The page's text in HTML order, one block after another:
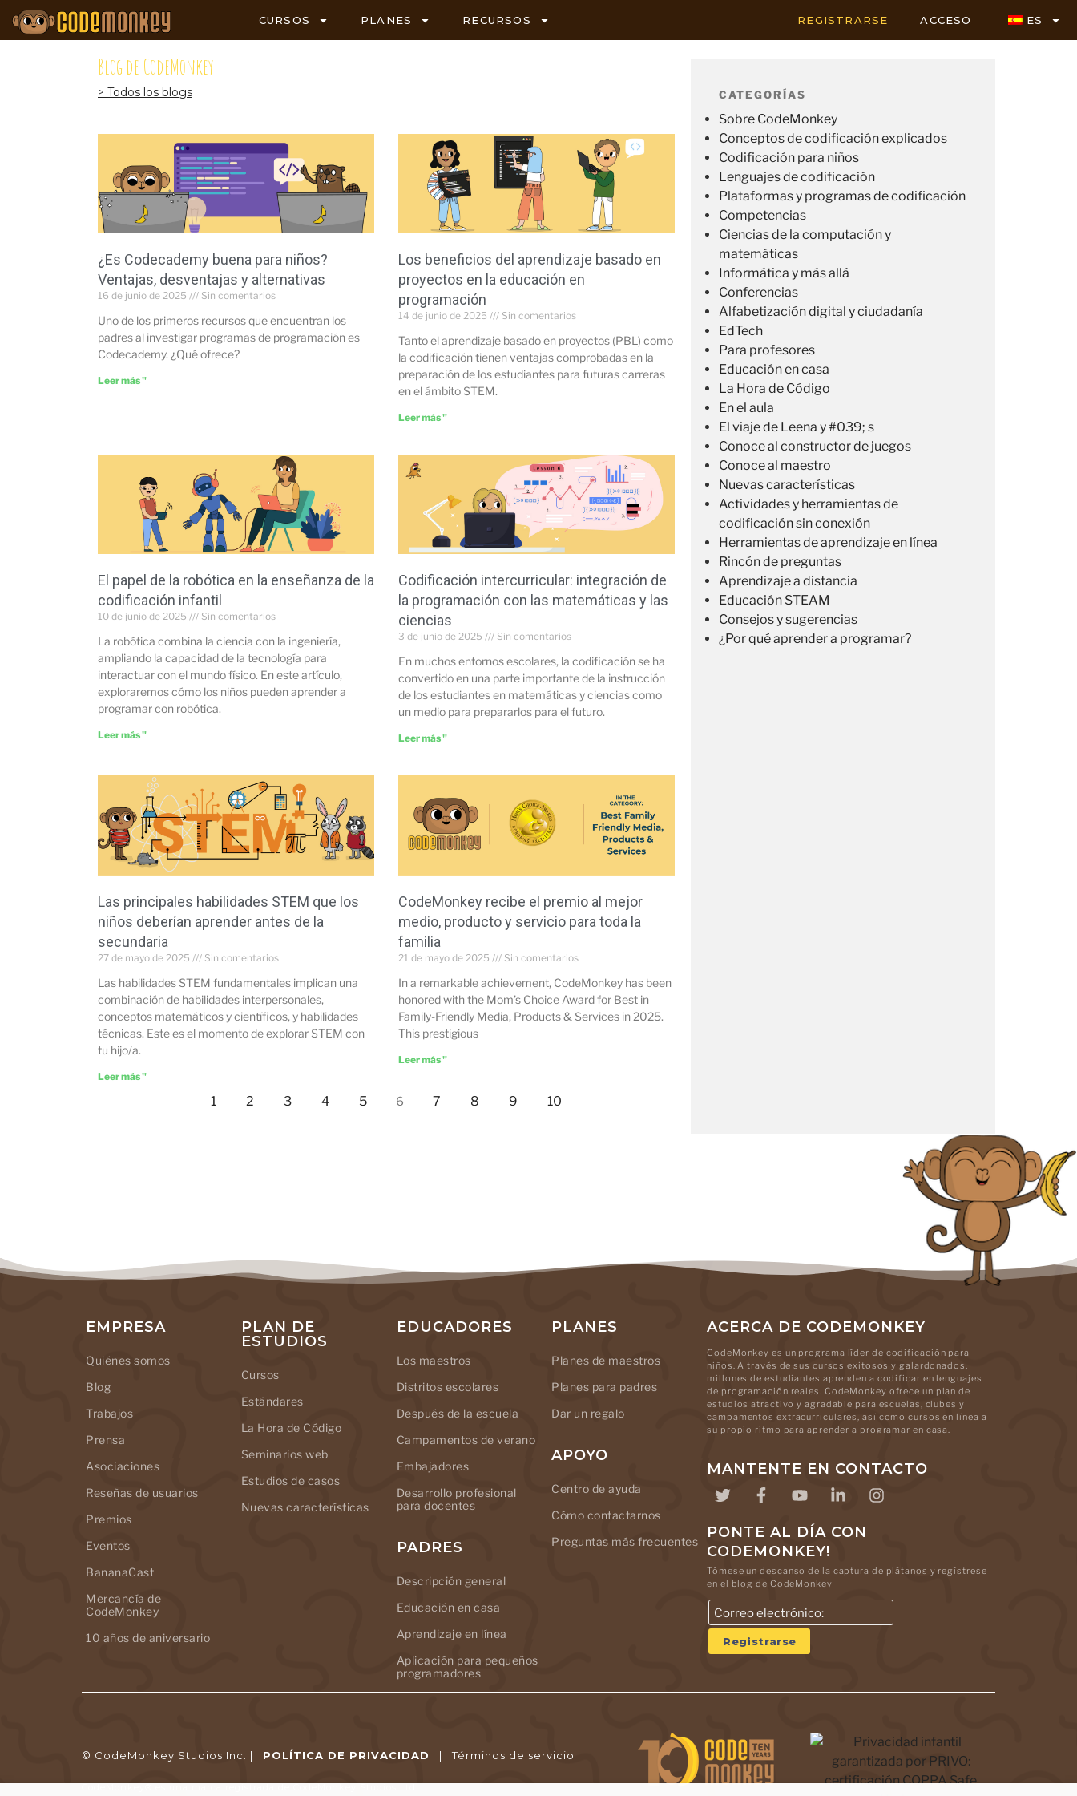
CURSOS PLANES RECURSOS REGISTRARSE ACCESO ES
Blog de CodeMonkey
> Todos los blogs
¿Es Codecademy buena para niños?
Ventajas, desventajas y alternativas
16 de junio de 2025 Sin comentarios
Uno de los primeros recursos que encuentran los
padres al investigar programas de programación es
Codecademy. ¿Qué ofrece?
Leer más "
Los beneficios del aprendizaje basado en
proyectos en la educación en
programación
14 de junio de 2025 Sin comentarios
Tanto el aprendizaje basado en proyectos (PBL) como
la codificación tienen ventajas comprobadas en la
preparación de los estudiantes para futuras carreras
en el ámbito STEM.
Leer más "
El papel de la robótica en la enseñanza de la
codificación infantil
10 de junio de 2025 Sin comentarios
La robótica combina la ciencia con la ingeniería,
ampliando la capacidad de la tecnología para
interactuar con el mundo físico. En este artículo,
exploraremos cómo los niños pueden aprender a
programar con robótica.
Leer más "
Codificación intercurricular: integración de
la programación con las matemáticas y las
ciencias
3 de junio de 2025 Sin comentarios
En muchos entornos escolares, la codificación se ha
convertido en una parte importante de la instrucción
de los estudiantes en matemáticas y ciencias como
un medio para prepararlos para el futuro.
Leer más "
Las principales habilidades STEM que los
niños deberían aprender antes de la
secundaria
27 de mayo de 2025 Sin comentarios
Las habilidades STEM fundamentales implican una
combinación de habilidades interpersonales,
conceptos matemáticos y científicos, y habilidades
técnicas. Este es el momento de explorar STEM con
tu hijo/a.
Leer más "
CodeMonkey recibe el premio al mejor
medio, producto y servicio para toda la
familia
21 de mayo de 2025 Sin comentarios
In a remarkable achievement, CodeMonkey has been
honored with the Mom’s Choice Award for Best in
Family-Friendly Media, Products & Services in 2025.
This prestigious
Leer más "
1 2 3 4 5 6 7 8 9 10
CATEGORÍAS
Sobre CodeMonkey
Conceptos de codificación explicados
Codificación para niños
Lenguajes de codificación
Plataformas y programas de codificación
Competencias
Ciencias de la computación y
matemáticas
Informática y más allá
Conferencias
Alfabetización digital y ciudadanía
EdTech
Para profesores
Educación en casa
La Hora de Código
En el aula
El viaje de Leena y #039; s
Conoce al constructor de juegos
Conoce al maestro
Nuevas características
Actividades y herramientas de
codificación sin conexión
Herramientas de aprendizaje en línea
Rincón de preguntas
Aprendizaje a distancia
Educación STEAM
Consejos y sugerencias
¿Por qué aprender a programar?
EMPRESA
Quiénes somos
Blog
Trabajos
Prensa
Asociaciones
Reseñas de usuarios
Premios
Eventos
BananaCast
Mercancía de
CodeMonkey
10 años de aniversario
PLAN DE
ESTUDIOS
Cursos
Estándares
La Hora de Código
Seminarios web
Estudios de casos
Nuevas características
EDUCADORES
Los maestros
Distritos escolares
Después de la escuela
Campamentos de verano
Embajadores
Desarrollo profesional
para docentes
PADRES
Descripción general
Educación en casa
Aprendizaje en línea
Aplicación para pequeños
programadores
PLANES
Planes de maestros
Planes para padres
Dar un regalo
APOYO
Centro de ayuda
Cómo contactarnos
Preguntas más frecuentes
ACERCA DE CODEMONKEY
CodeMonkey es un programa líder de codificación para
niños. A través de sus cursos exitosos y galardonados,
millones de estudiantes aprenden a codificar en lenguajes
de programación reales. CodeMonkey ofrece un plan de
estudios atractivo y agradable para escuelas, clubes y
campamentos extracurriculares, así como cursos en línea a
su propio ritmo para aprender a programar en casa.
MANTENTE EN CONTACTO
PONTE AL DÍA CON
CODEMONKEY!
Tómese un descanso de la captura de plátanos y regístrese
en el blog de CodeMonkey
© CodeMonkey Studios Inc. | POLÍTICA DE PRIVACIDAD |Términos de servicio